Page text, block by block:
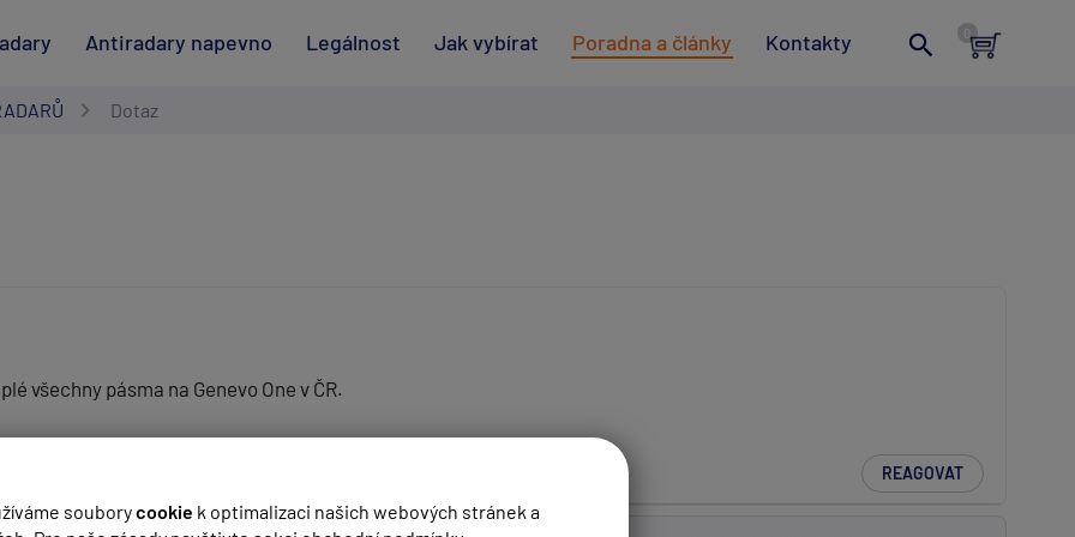
souborycookie k optimalizaci našich webových stránek a
Antiradary napevno Legálnost Jak vybírat Poradna a články Kontakty
Dotaz
všechny pásma na Genevo One v ČR.
REAGOVAT